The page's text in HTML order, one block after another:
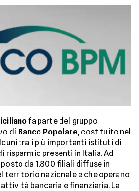
fa parte del gruppo
di Banco Popolare, costituito nel
tra i più importanti istituti di
risparmio presenti in Italia. Ad
da 1.800 filiali diffuse in
territorio nazionale e che operano
bancaria e finanziaria. La